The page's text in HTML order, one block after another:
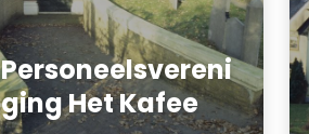
Personeelsvereni
ging Het Kafee